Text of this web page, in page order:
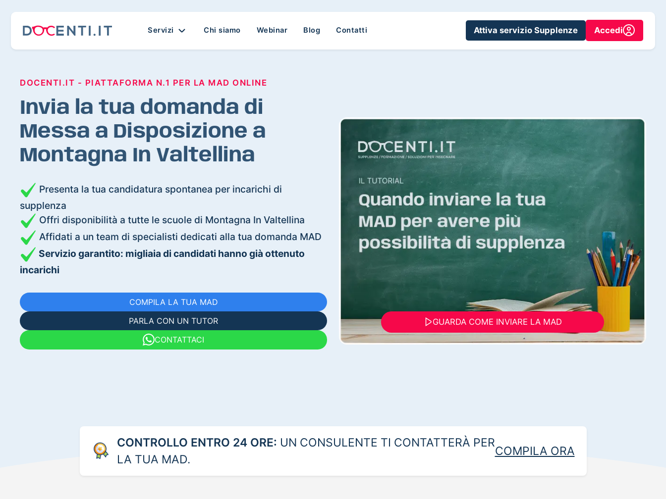
Servizi Chi siamo Webinar Blog Contatti Attiva servizio Supplenze Accedi
DOCENTI.IT - PIATTAFORMA N.1 PER LA MAD ONLINE
Invia la tua domanda di
Messa a Disposizione a
Montagna In Valtellina
Presenta la tua candidatura spontanea per incarichi di
supplenza
Offri disponibilità a tutte le scuole di Montagna In Valtellina
Affidati a un team di specialisti dedicati alla tua domanda MAD
Servizio garantito: migliaia di candidati hanno già ottenuto
incarichi
COMPILA LA TUA MAD
PARLA CON UN TUTOR
CONTATTACI
GUARDA COME INVIARE LA MAD
CONTROLLO ENTRO 24 ORE: UN CONSULENTE TI CONTATTERÀ PER
LA TUA MAD.
COMPILA ORA